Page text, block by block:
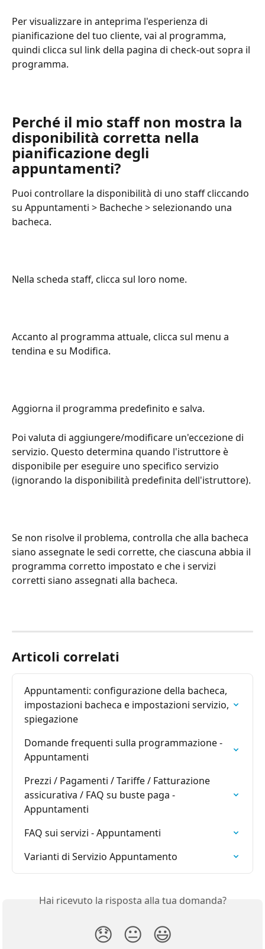
Per visualizzare in anteprima l'esperienza di
pianificazione del tuo cliente, vai al programma,
quindi clicca sul link della pagina di check-out sopra il
programma.
Perché il mio staff non mostra la
disponibilità corretta nella
pianificazione degli
appuntamenti?
Puoi controllare la disponibilità di uno staff cliccando
su Appuntamenti > Bacheche > selezionando una
bacheca.
Nella scheda staff, clicca sul loro nome.
Accanto al programma attuale, clicca sul menu a
tendina e su Modifica.
Aggiorna il programma predefinito e salva.
Poi valuta di aggiungere/modificare un'eccezione di
servizio. Questo determina quando l'istruttore è
disponibile per eseguire uno specifico servizio
(ignorando la disponibilità predefinita dell'istruttore).
Se non risolve il problema, controlla che alla bacheca
siano assegnate le sedi corrette, che ciascuna abbia il
programma corretto impostato e che i servizi
corretti siano assegnati alla bacheca.
Articoli correlati
Appuntamenti: configurazione della bacheca,
impostazioni bacheca e impostazioni servizio,
spiegazione
Domande frequenti sulla programmazione -
Appuntamenti
Prezzi / Pagamenti / Tariffe / Fatturazione
assicurativa / FAQ su buste paga -
Appuntamenti
FAQ sui servizi - Appuntamenti
Varianti di Servizio Appuntamento
Hai ricevuto la risposta alla tua domanda?
😞 😐 😃